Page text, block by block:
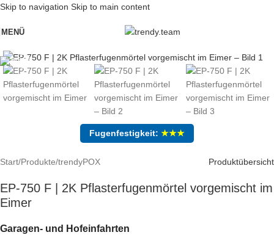
Skip to navigation Skip to main content
MENÜ
Fugenfestigkeit: ★★★
Start/Produkte/trendyPOX Produktübersicht
EP-750 F | 2K Pflasterfugenmörtel vorgemischt im
Eimer
Garagen- und Hofeinfahrten